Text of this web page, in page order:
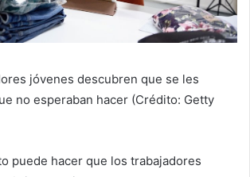
jóvenes descubren que se les
no esperaban hacer (Crédito: Getty
puede hacer que los trabajadores